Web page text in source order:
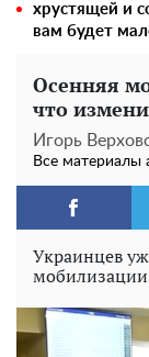
хрустящей и
вам будет
Осенняя
что
Игорь
Все материалы
Украинцев